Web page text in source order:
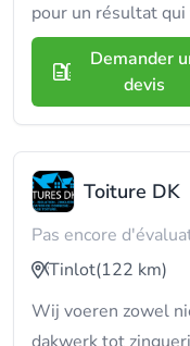
pour un résultat
Demander
devis
Toiture DK
Pas encore
Tinlot(122 km)
Wij voeren zowel